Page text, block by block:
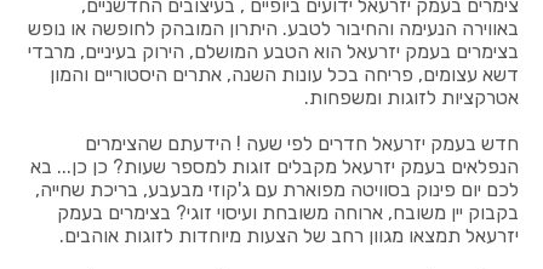
צימרים בעמק יזרעאל ידועים ביופיים , בעיצובים החדשניים,
באווירה הנעימה והחיבור לטבע. היתרון המובהק לחופשה או נופש
בצימרים בעמק יזרעאל הוא הטבע המושלם, הירוק בעיניים, מרבדי
דשא עצומים, פריחה בכל עונות השנה, אתרים היסטוריים והמון
אטרקציות לזוגות ומשפחות.
חדש בעמק יזרעאל חדרים לפי שעה ! הידעתם שהצימרים
הנפלאים בעמק יזרעאל מקבלים זוגות למספר שעות? כן כן... בא
לכם יום פינוק בסוויטה מפוארת עם ג'קוזי מבעבע, בריכת שחייה,
בקבוק יין משובח, ארוחה משובחת ועיסוי זוגי? בצימרים בעמק
יזרעאל תמצאו מגוון רחב של הצעות מיוחדות לזוגות אוהבים.